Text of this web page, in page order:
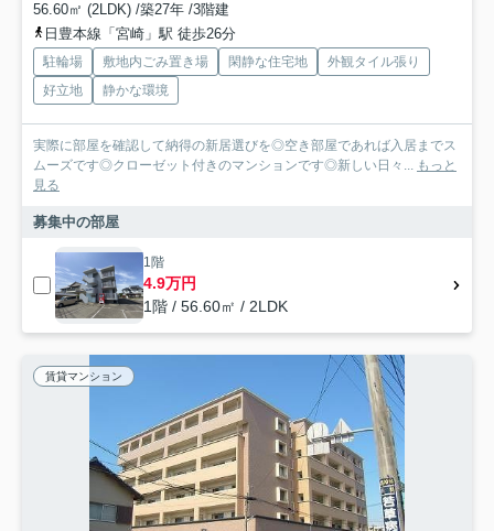
56.60㎡ (2LDK) /築27年 /3階建
日豊本線「宮崎」駅 徒歩26分
駐輪場 敷地内ごみ置き場 閑静な住宅地
外観タイル張り
好立地
静かな環境
実際に部屋を確認して納得の新居選びを◎空き部屋であれば入居までス
ムーズです◎クローゼット付きのマンションです◎新しい日々... もっと
見る
募集中の部屋
1階
4.9万円
1階 / 56.60㎡ / 2LDK
賃貸マンション